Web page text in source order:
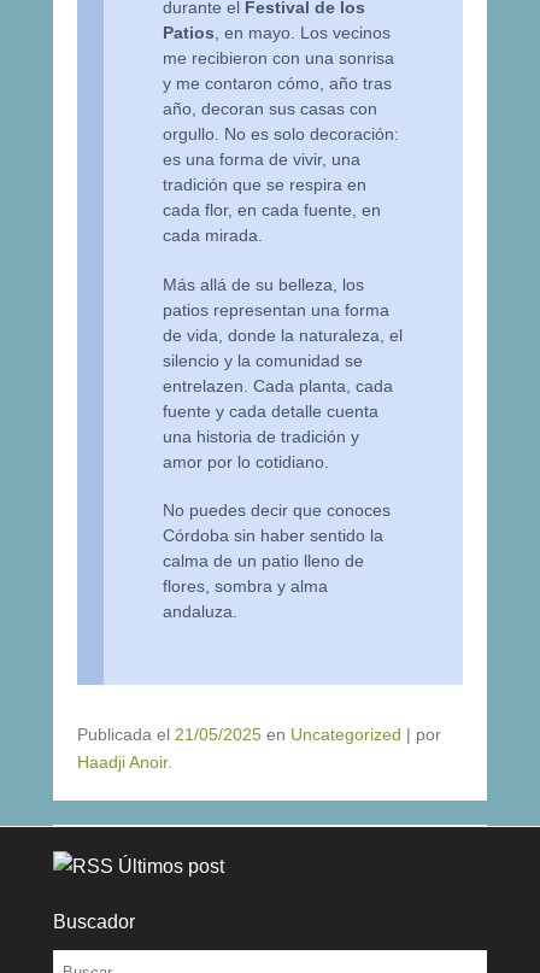
durante el Festival de los
Patios , en mayo. Los vecinos
me recibieron con una sonrisa
y me contaron cómo, año tras
año, decoran sus casas con
orgullo. No es solo decoración:
es una forma de vivir, una
tradición que se respira en
cada flor, en cada fuente, en
cada mirada.
Más allá de su belleza, los
patios representan una forma
de vida, donde la naturaleza, el
silencio y la comunidad se
entrelazen. Cada planta, cada
fuente y cada detalle cuenta
una historia de tradición y
amor por lo cotidiano.
No puedes decir que conoces
Córdoba sin haber sentido la
calma de un patio lleno de
flores, sombra y alma
andaluza.
Publicada el 21/05/2025 en Uncategorized | por
Haadji Anoir.
Últimos post
Buscador
Buscar